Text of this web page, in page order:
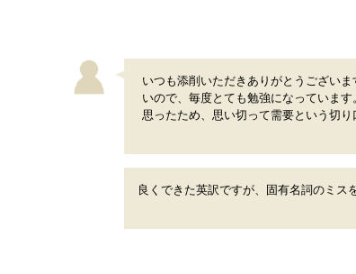
いつも添削いただきありがとうござい
いので、毎度とても勉強になっていま
思ったため、思い切って需要という切り
良くできた英訳ですが、固有名詞のミス